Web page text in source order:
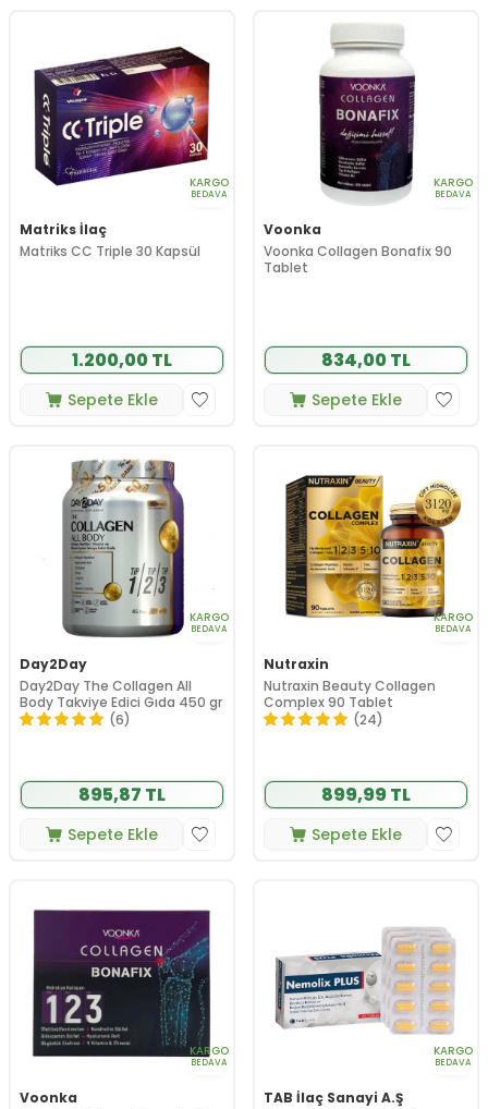
KARGO
BEDAVA
Matriks İlaç
Matriks CC Triple 30 Kapsül
1.200,00 TL
Sepete Ekle
KARGO
BEDAVA
Voonka
Voonka Collagen Bonafix 90
Tablet
834,00 TL
Sepete Ekle
KARGO
BEDAVA
Day2Day
Day2Day The Collagen All
Body Takviye Edici Gıda 450 gr
(6)
895,87 TL
Sepete Ekle
KARGO
BEDAVA
Nutraxin
Nutraxin Beauty Collagen
Complex 90 Tablet
(24)
899,99 TL
Sepete Ekle
KARGO
BEDAVA
Voonka
KARGO
BEDAVA
TAB İlaç Sanayi A.Ş